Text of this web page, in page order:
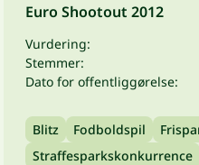
Euro Shootout 2012
Vurdering:
Stemmer:
Dato for offentliggørelse:
Blitz Fodboldspil
Straffesparkskonkurrence